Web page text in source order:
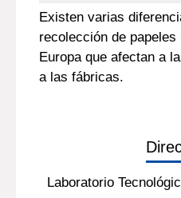
Existen varias
recolección de
Europa que afectan a
a las fábricas.
Laboratorio